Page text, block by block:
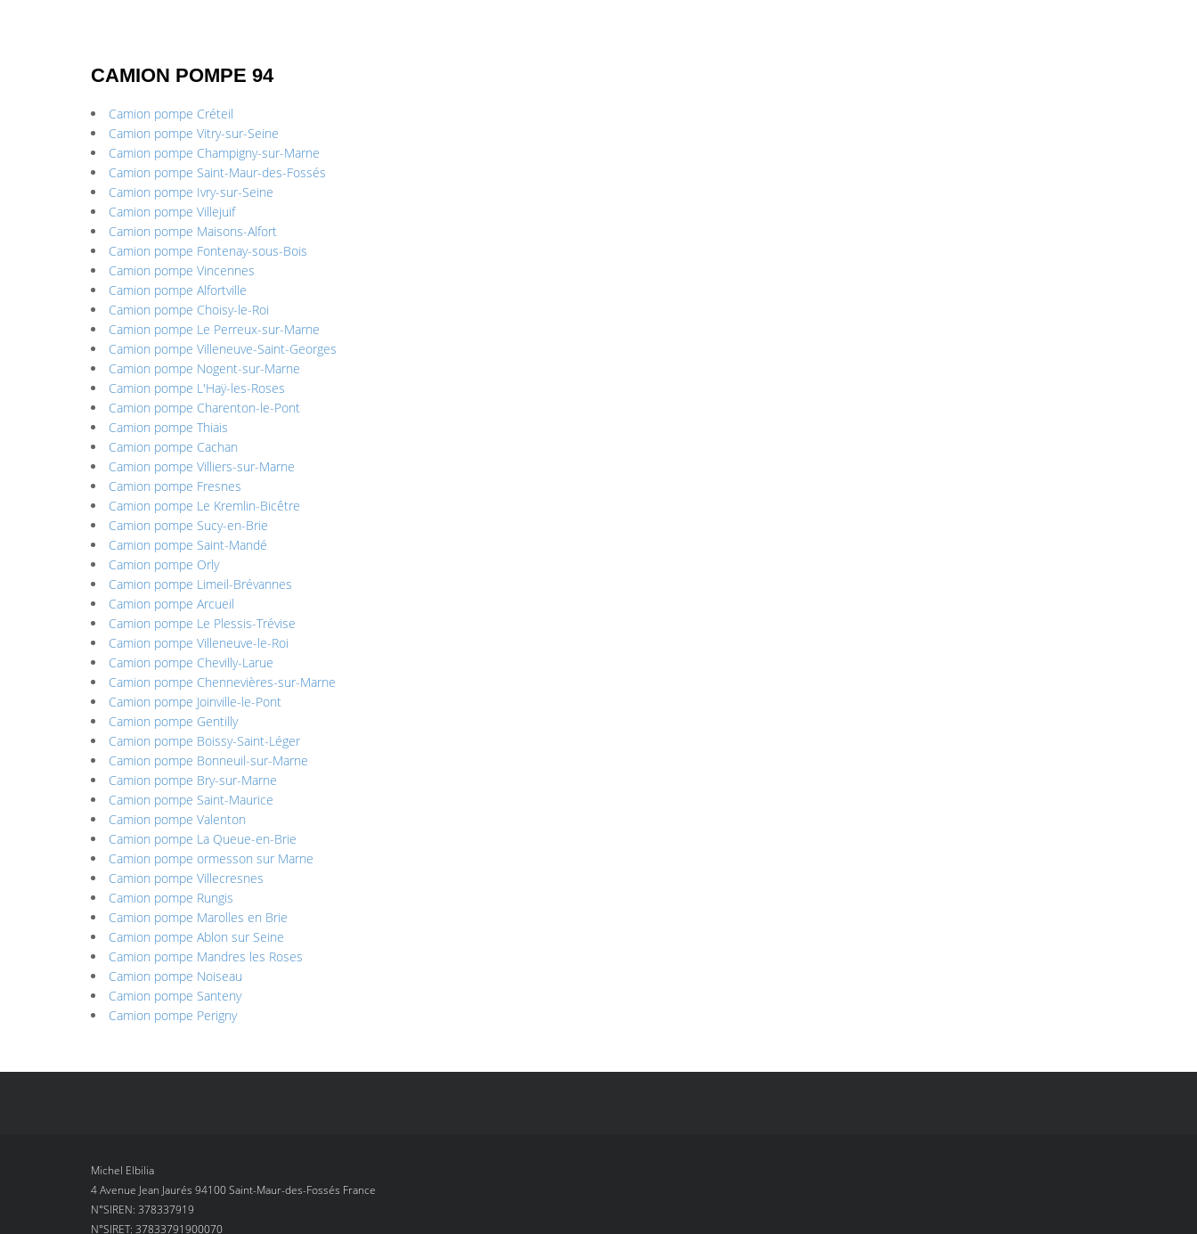
CAMION POMPE 94
Camion pompe Créteil
Camion pompe Vitry-sur-Seine
Camion pompe Champigny-sur-Marne
Camion pompe Saint-Maur-des-Fossés
Camion pompe Ivry-sur-Seine
Camion pompe Villejuif
Camion pompe Maisons-Alfort
Camion pompe Fontenay-sous-Bois
Camion pompe Vincennes
Camion pompe Alfortville
Camion pompe Choisy-le-Roi
Camion pompe Le Perreux-sur-Marne
Camion pompe Villeneuve-Saint-Georges
Camion pompe Nogent-sur-Marne
Camion pompe L'Haÿ-les-Roses
Camion pompe Charenton-le-Pont
Camion pompe Thiais
Camion pompe Cachan
Camion pompe Villiers-sur-Marne
Camion pompe Fresnes
Camion pompe Le Kremlin-Bicêtre
Camion pompe Sucy-en-Brie
Camion pompe Saint-Mandé
Camion pompe Orly
Camion pompe Limeil-Brévannes
Camion pompe Arcueil
Camion pompe Le Plessis-Trévise
Camion pompe Villeneuve-le-Roi
Camion pompe Chevilly-Larue
Camion pompe Chennevières-sur-Marne
Camion pompe Joinville-le-Pont
Camion pompe Gentilly
Camion pompe Boissy-Saint-Léger
Camion pompe Bonneuil-sur-Marne
Camion pompe Bry-sur-Marne
Camion pompe Saint-Maurice
Camion pompe Valenton
Camion pompe La Queue-en-Brie
Camion pompe ormesson sur Marne
Camion pompe Villecresnes
Camion pompe Rungis
Camion pompe Marolles en Brie
Camion pompe Ablon sur Seine
Camion pompe Mandres les Roses
Camion pompe Noiseau
Camion pompe Santeny
Camion pompe Perigny
Michel Elbilia
4 Avenue Jean Jaurés 94100 Saint-Maur-des-Fossés France
N°SIREN: 378337919
N°SIRET: 37833791900070